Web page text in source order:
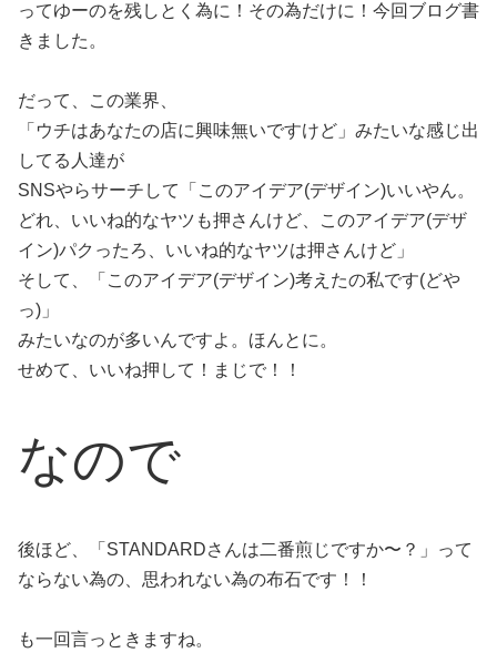
ってゆーのを残しとく為に！その為だけに！今回ブログ書
きました。
だって、この業界、
「ウチはあなたの店に興味無いですけど」みたいな感じ出
してる人達が
SNSやらサーチして「このアイデア(デザイン)いいやん。
どれ、いいね的なヤツも押さんけど、このアイデア(デザ
イン)パクったろ、いいね的なヤツは押さんけど」
そして、「このアイデア(デザイン)考えたの私です(どや
っ)」
みたいなのが多いんですよ。ほんとに。
せめて、いいね押して！まじで！！
なので
後ほど、「STANDARDさんは二番煎じですか〜？」って
ならない為の、思われない為の布石です！！
も一回言っときますね。